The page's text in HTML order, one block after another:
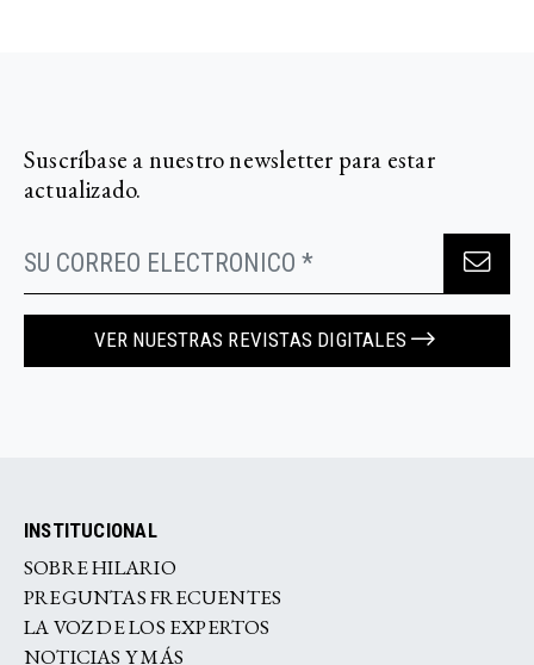
Suscríbase a nuestro newsletter para estar
actualizado.
VER NUESTRAS REVISTAS DIGITALES
INSTITUCIONAL
SOBRE HILARIO
PREGUNTAS FRECUENTES
LA VOZ DE LOS EXPERTOS
NOTICIAS Y MÁS